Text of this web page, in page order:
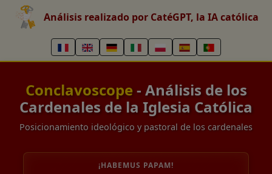
Análisis realizado por CatéGPT, la IA católica
Conclavoscope - Análisis de los
Cardenales de la Iglesia Católica
Posicionamiento ideológico y pastoral de los cardenales
¡HABEMUS PAPAM!